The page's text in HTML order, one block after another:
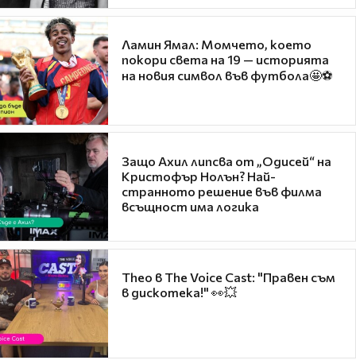
Ламин Ямал: Момчето, което
покори света на 19 — историята
на новия символ във футбола🤩⚽
Защо Ахил липсва от „Одисей“ на
Кристофър Нолън? Най-
странното решение във филма
всъщност има логика
Theo в The Voice Cast: "Правен съм
в дискотека!" 👀💥